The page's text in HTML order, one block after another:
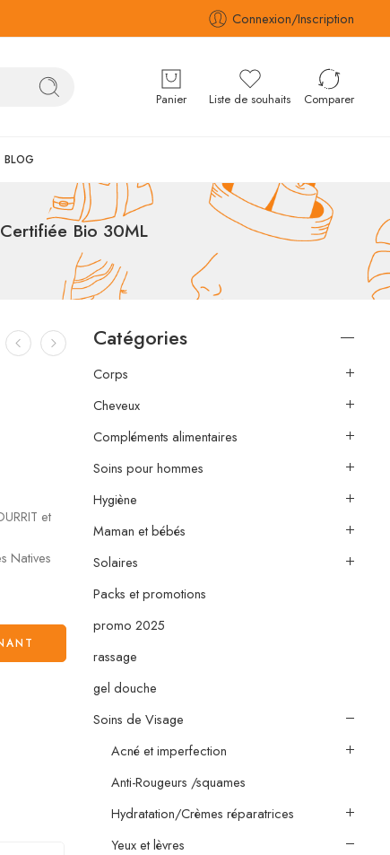
Connexion/Inscription
Panier Liste de souhaits Comparer
BLOG
Bio 30ML
et
Natives
Catégories
Corps
Cheveux
Compléments alimentaires
Soins pour hommes
Hygiène
Maman et bébés
Solaires
Packs et promotions
promo 2025
rassage
gel douche
Soins de Visage
Acné et imperfection
Anti-Rougeurs /squames
Hydratation/Crèmes réparatrices
Yeux et lèvres